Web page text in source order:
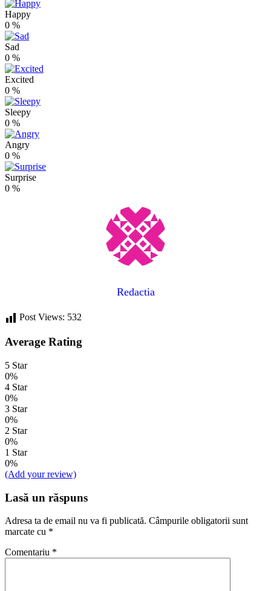
Happy
0 %
Sad
0 %
Excited
0 %
Sleepy
0 %
Angry
0 %
Surprise
0 %
Redactia
Post Views: 532
Average Rating
5 Star
0%
4 Star
0%
3 Star
0%
2 Star
0%
1 Star
0%
(Add your review)
Lasă un răspuns
Adresa ta de email nu va fi publicată. Câmpurile obligatorii sunt
marcate cu *
Comentariu *